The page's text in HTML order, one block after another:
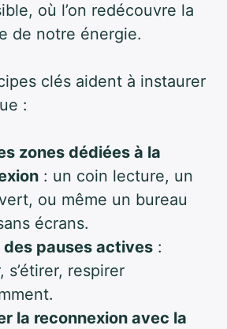
où l’on redécouvre la
de notre énergie.
clés aident à instaurer
:
zones dédiées à la
: un coin lecture, un
ou même un bureau
écrans.
des pauses actives :
s’étirer, respirer
la reconnexion avec la